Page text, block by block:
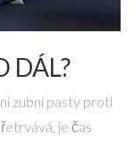
DÁL?
zubní pasty proti
je čas